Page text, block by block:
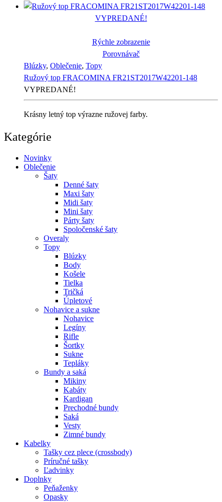
VYPREDANÉ!
Rýchle zobrazenie
Porovnávač
Blúzky, Oblečenie, Topy
Ružový top FRACOMINA FR21ST2017W42201-148
VYPREDANÉ!
Krásny letný top výrazne ružovej farby.
Kategórie
Novinky
Oblečenie
Šaty
Denné šaty
Maxi šaty
Midi šaty
Mini šaty
Párty šaty
Spoločenské šaty
Overaly
Topy
Blúzky
Body
Košele
Tielka
Tričká
Úpletové
Nohavice a sukne
Nohavice
Legíny
Rifle
Šortky
Sukne
Tepláky
Bundy a saká
Mikiny
Kabáty
Kardigan
Prechodné bundy
Saká
Vesty
Zimné bundy
Kabelky
Tašky cez plece (crossbody)
Príručné tašky
Ľadvinky
Doplnky
Peňaženky
Opasky